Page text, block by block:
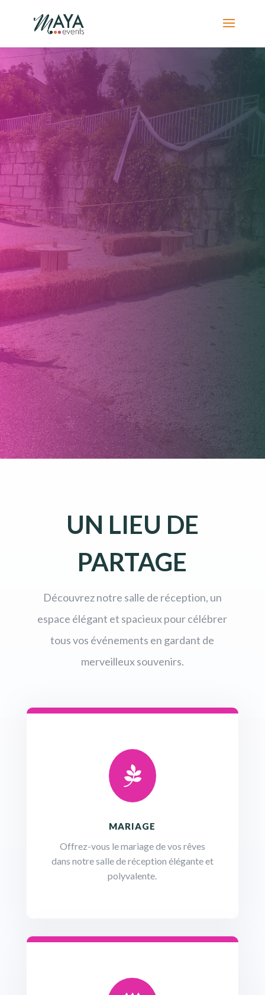
UN LIEU DE
PARTAGE
Découvrez notre salle de réception, un
espace élégant et spacieux pour célébrer
tous vos événements en gardant de
merveilleux souvenirs.

MARIAGE
Offrez-vous le mariage de vos rêves
dans notre salle de réception élégante et
polyvalente.